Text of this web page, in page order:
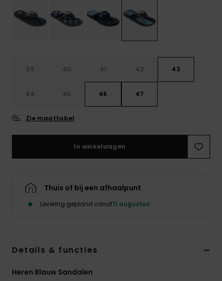
39 40 41 42 43
44 45 46 47
Zie maattabel
In winkelwagen
Thuis of bij een afhaalpunt
Levering gepland vanaf11 augustus
Details & functies
Heren Blauw Sandalen